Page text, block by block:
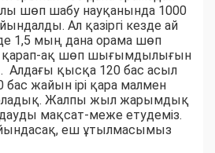
шөп шабу науқанында 1000
Ал қазіргі кезде ай
1,5 мың дана орама шөп
қарап-ақ шөп шығымдылығын
Алдағы қысқа 120 бас асыл
жайын ірі қара малмен
Жалпы жыл жарымдық
мақсат-меже етудеміз.
еш ұтылмасымыз